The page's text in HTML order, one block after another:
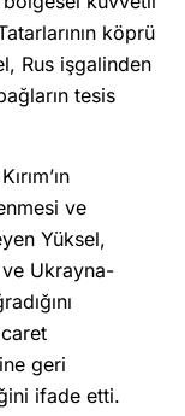
köprü
Rus işgalinden
tesis
ve
Yüksel,
Ukrayna-
geri
ifade etti.